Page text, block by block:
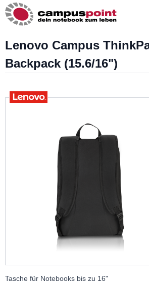
Lenovo Campus
Backpack (15.6/16")
Tasche für Notebooks bis zu 16"